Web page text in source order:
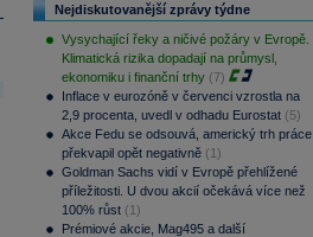
Nejdiskutovanější zprávy týdne
Vysychající řeky a ničivé požáry v Evropě.
Klimatická rizika dopadají na průmysl,
ekonomiku i finanční trhy (7)
Inflace v eurozóně v červenci vzrostla na
2,9 procenta, uvedl v odhadu Eurostat (5)
Akce Fedu se odsouvá, americký trh práce
překvapil opět negativně (1)
Goldman Sachs vidí v Evropě přehlížené
příležitosti. U dvou akcií očekává více než
100% růst (1)
Prémiové akcie, Mag495 a další